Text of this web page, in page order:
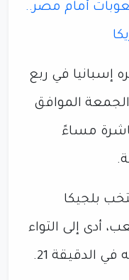
أمام مصر..
إسبانيا في ربع
العالم 2026 يوم الجمعة الموافق
مساءً
بلجيكا
أدى إلى التواء
الدقيقة 21.